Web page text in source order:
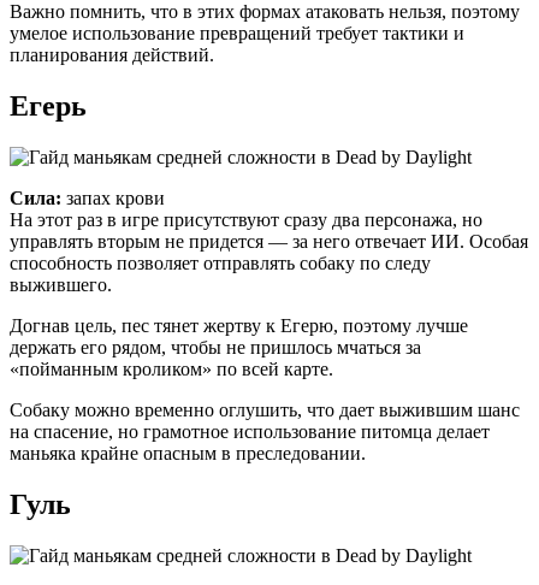
Важно помнить, что в этих формах атаковать нельзя, поэтому
умелое использование превращений требует тактики и
планирования действий.
Егерь
Сила: запах крови
На этот раз в игре присутствуют сразу два персонажа, но
управлять вторым не придется — за него отвечает ИИ. Особая
способность позволяет отправлять собаку по следу
выжившего.
Догнав цель, пес тянет жертву к Егерю, поэтому лучше
держать его рядом, чтобы не пришлось мчаться за
«пойманным кроликом» по всей карте.
Собаку можно временно оглушить, что дает выжившим шанс
на спасение, но грамотное использование питомца делает
маньяка крайне опасным в преследовании.
Гуль